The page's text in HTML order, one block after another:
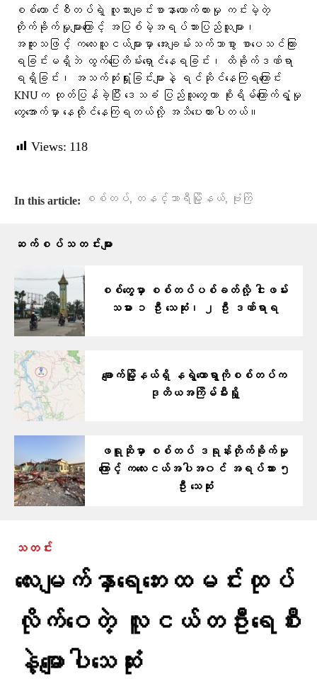
စစ်ကောင်စီတပ်ရဲ့ လူသားချင်းစာနာထောက်ထားမှု ကင်းမဲ့တဲ့
တိုက်ခိုက်မှုများကြောင့် အပြစ်မဲ့အရပ်သားပြည်သူများ၊
အထူးသဖြင့် ကလေးသူငယ်များမှာ အေးချမ်းသက်သာစွာ စာပေသင်ကြား
ရခြင်းမရှိဘဲ ထွက်ပြေးတိမ်းရှောင်နေရခြင်း၊ ထိခိုက်ဒဏ်ရာ
ရရှိခြင်း၊ အသက်ဆုံးရှုံးခြင်းများနဲ့ ရင်ဆိုင်နေကြရကြောင်း
KNUက ထုတ်ပြန်ခဲ့ပြီး ဒေသခံ ပြည်သူတွေဟာ စိုးရိမ်ကြောက်ရွံ့မှု
တွေအောက်မှာ နေထိုင်နေကြရတယ်လို့ အသိပေးထားပါတယ်။
Views: 118
In this article: စစ်တပ်, တနင်္သာရီမြို့နယ်, ဗုံးကြဲ
ဆက်စပ်သတင်းများ
စစ်တွေမှာ စစ်တပ်ပစ်ခတ်လို့ ငါးဖမ်း
သမား ၁ ဦး သေဆုံး၊ ၂ ဦး ဒဏ်ရာရ
ချောက်မြို့နယ်ရှိ နရွဲတောရွာကိုစစ်တပ်က
ဒုတိယအကြိမ်မီးရှို့
ဖရူဆိုမှာ စစ်တပ် ဒရုန်းတိုက်ခိုက်မှု
ကြောင့် ကလေးငယ်အပါအ၀င် အရပ်သား ၅
ဦး သေဆုံး
သတင်း
လေးမျက်နှာရေဘေးထမင်းထုပ်
လိုက်ဝေတဲ့ လူငယ်တဦးရေစီး
နဲ့မျောပါသေဆုံး